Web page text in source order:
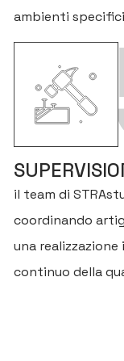
ambienti
il team di
coordinando
una
continuo della